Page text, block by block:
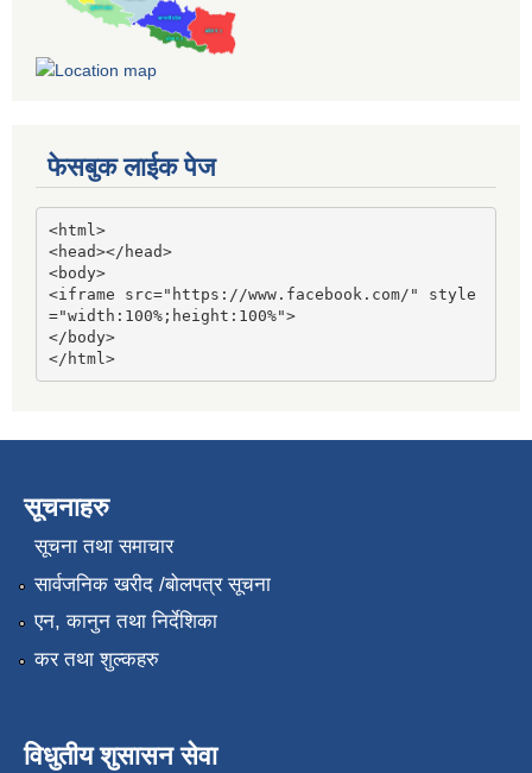
फेसबुक लाईक पेज
<html>
<head></head>
<body>
<iframe src="https://www.facebook.com/" style
="width:100%;height:100%">
</body>
</html>
सूचनाहरु
सूचना तथा समाचार
सार्वजनिक खरीद /बोलपत्र सूचना
एन, कानुन तथा निर्देशिका
कर तथा शुल्कहरु
विधुतीय शुसासन सेवा